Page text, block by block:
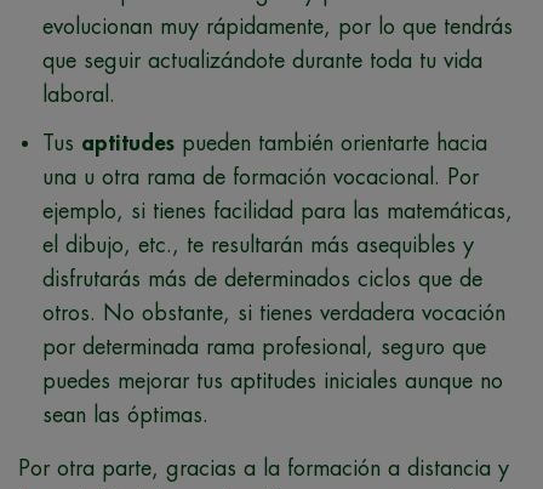
evolucionan muy rápidamente, por lo que tendrás
que seguir actualizándote durante toda tu vida
laboral.
Tus aptitudes pueden también orientarte hacia
una u otra rama de formación vocacional. Por
ejemplo, si tienes facilidad para las matemáticas,
el dibujo, etc., te resultarán más asequibles y
disfrutarás más de determinados ciclos que de
otros. No obstante, si tienes verdadera vocación
por determinada rama profesional, seguro que
puedes mejorar tus aptitudes iniciales aunque no
sean las óptimas.
Por otra parte, gracias a la formación a distancia y